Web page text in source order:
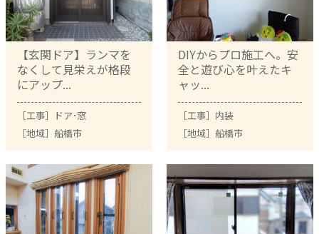
【玄関ドア】ランマを
なくして見栄えが格段
にアップ...
［工事］
ドア･窓
［地域］ 船橋市
DIYからプロ施工へ。安
全と遊び心を叶えたキ
ャッ...
［工事］ 内装
［地域］ 船橋市